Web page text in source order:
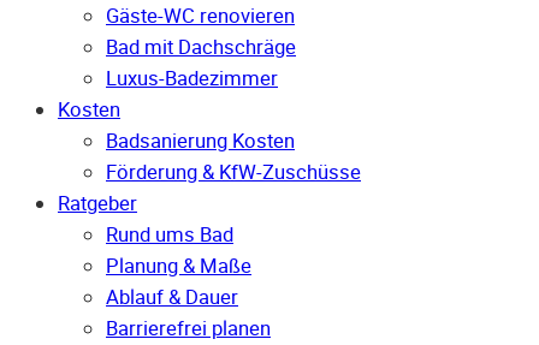
Gäste-WC renovieren
Bad mit Dachschräge
Luxus-Badezimmer
Kosten
Badsanierung Kosten
Förderung & KfW-Zuschüsse
Ratgeber
Rund ums Bad
Planung & Maße
Ablauf & Dauer
Barrierefrei planen